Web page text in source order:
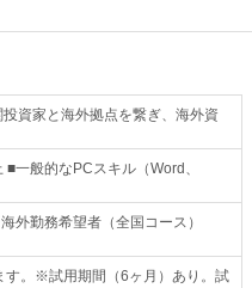
資家と海外拠点を繋ぎ、海外資
一般的なPCスキル（Word、
外勤務希望者（全国コース）
す。※試用期間（6ヶ月）あり。試